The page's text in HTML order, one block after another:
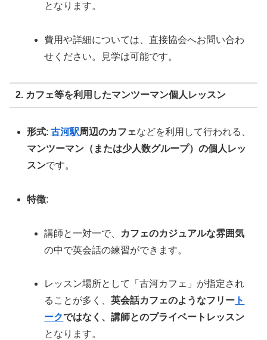
となります。
費用や詳細については、直接協会へお問い合わ
せください。見学は可能です。
2. カフェ等を利用したマンツーマン個人レッスン
形式:古河駅周辺のカフェなどを利用して行われる、
マンツーマン（または少人数グループ）の個人レッ
スンです。
特徴:
講師と一対一で、 カフェのカジュアルな雰囲気
の中で英会話の練習ができます。
レッスン場所として「古河カフェ」が指定され
ることが多く、英会話カフェのようなフリー ト
ークではなく、講師とのプライベートレッスン
となります。